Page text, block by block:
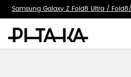
Samsung Galaxy Z Fold8 Ultra / Fold8/